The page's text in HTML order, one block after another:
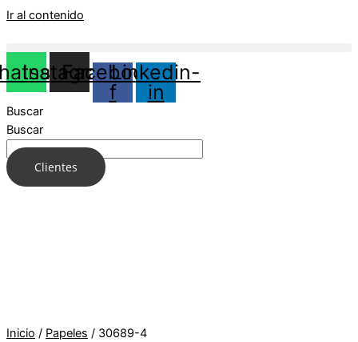
Ir al contenido
Instagram
Facebook-
f
Linkedin-
in
Buscar
Buscar
Clientes
Inicio / Papeles / 30689-4